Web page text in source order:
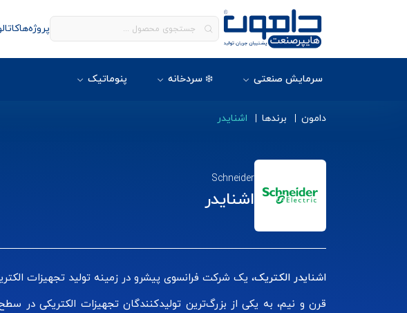
پروژه‌ها
سرمایش صنعتی ❄️ سردخانه پنوماتیک
دامون برندها اشنایدر
Schneider
اشنایدر
اشنایدر الکتریک
قرن و نیم، به یکی از بزرگ‌ترین تولیدکنندگان تجهیزات الکتریکی در